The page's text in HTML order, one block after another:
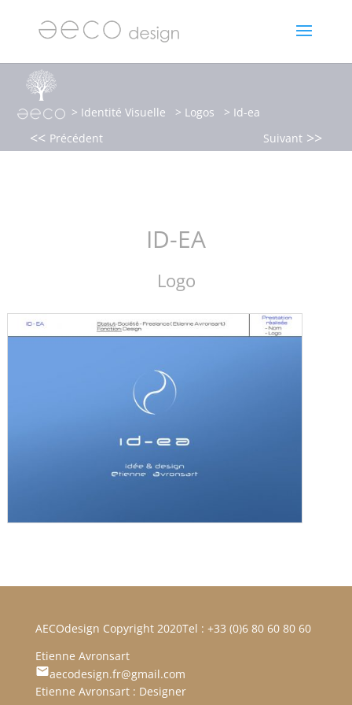
> Identité Visuelle > Logos > Id-ea
<< Précédent Suivant >>
ID-EA
Logo
AECOdesign Copyright 2020
Etienne Avronsart
Tel : +33 (0)6 80 60 80 60
aecodesign.fr@gmail.com
Etienne Avronsart : Designer